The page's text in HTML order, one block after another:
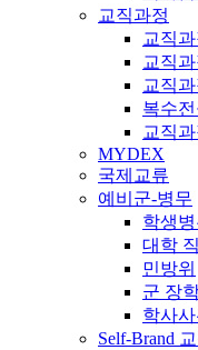
교직과정
교직
교직
교직
복수
교직
MYDEX
국제교류
예비군-병무
학생
대학
민방위
군 장
학사
Self-Brand